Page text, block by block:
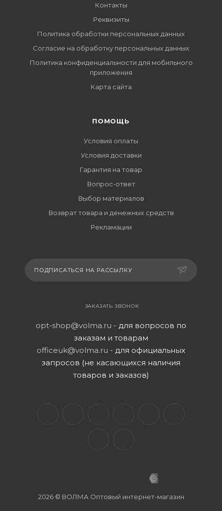
Контакты
Реквизиты
Политика обработки персональных данных
Согласие на обработку персональных данных
Политика конфиденциальности для мобильного
приложения
Карта сайта
ПОМОЩЬ
Условия оплаты
Условия доставки
Гарантия на товар
Вопрос-ответ
Выбор материалов
Возврат товара и денежных средств
Рекламации
ПОДПИСАТЬСЯ НА РАССЫЛКУ
ЗАКАЗАТЬ ЗВОНОК
opt-shop@volma.ru - для вопросов по
заказам и товарам
officeuk@volma.ru - для официальных
запросов (не касающихся наличия
товаров и заказов)
2026 © ВОЛМА Оптовый интернет-магазин